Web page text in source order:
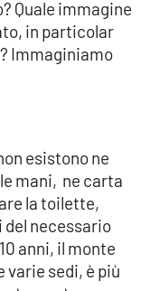
Quale immagine
in particolar
Immaginiamo
esistono ne
mani, ne carta
la toilette,
necessario
anni, il monte
varie sedi, è più